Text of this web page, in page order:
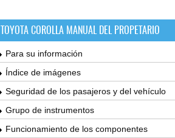
TOYOTA COROLLA MANUAL DEL PROPETARIO
Para su información
Índice de imágenes
Seguridad de los pasajeros y del vehículo
Grupo de instrumentos
Funcionamiento de los componentes